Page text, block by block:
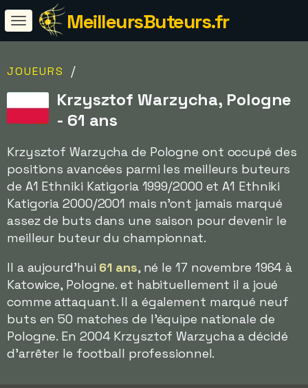
MeilleursButeurs.fr
JOUEURS /
Krzysztof Warzycha, Pologne
- 61 ans
Krzysztof Warzycha de Pologne ont occupé des
positions avancées parmi les meilleurs buteurs
de A1 Ethniki Katigoria 1999/2000 et A1 Ethniki
Katigoria 2000/2001 mais n'ont jamais marqué
assez de buts dans une saison pour devenir le
meilleur buteur du championnat.
Il a aujourd'hui 61 ans, né le 17 novembre 1964 à
Katowice, Pologne. et habituellement il a joué
comme attaquant. Il a également marqué neuf
buts en 50 matches de l'équipe nationale de
Pologne. En 2004 Krzysztof Warzycha a décidé
d'arrêter le football professionnel.